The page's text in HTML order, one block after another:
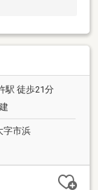
駅 徒歩21分
字市浜